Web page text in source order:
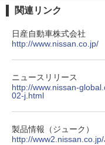
関連リンク
日産自動車株式会社
http://www.nissan.co.jp/
ニュースリリース
http://www.nissan-
02-j.html
製品情報（ジューク）
http://